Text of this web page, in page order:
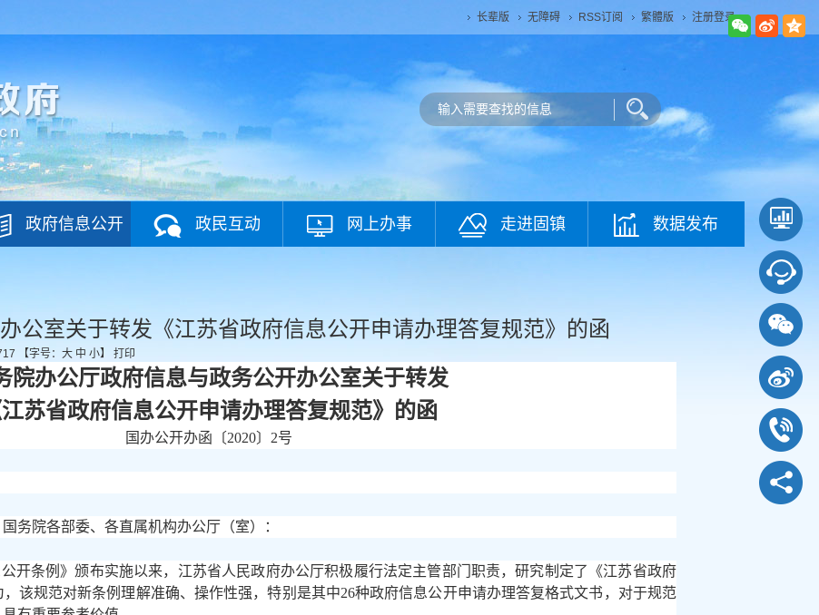
长辈版 无障碍 RSS订阅 繁體版 注册登录
政府信息公开 政民互动 网上办事 走进固镇 数据发布
公室关于转发《江苏省政府信息公开申请办理答复规范》的函
【字号： 大 中 小】 打印
院办公厅政府信息与政务公开办公室关于转发
江苏省政府信息公开申请办理答复规范》的函
国办公开办函〔2020〕2号
务院各部委、各直属机构办公厅（室）：
开条例》颁布实施以来，江苏省人民政府办公厅积极履行法定主管部门职责，研究制定了《江苏省政府
该规范对新条例理解准确、操作性强，特别是其中26种政府信息公开申请办理答复格式文书，对于规范